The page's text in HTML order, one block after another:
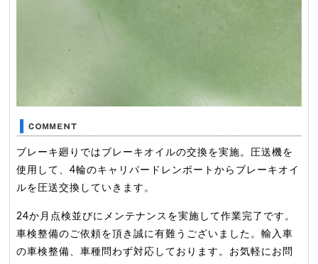
ブレーキ廻りではブレーキオイルの交換を実施。圧送機を
使用して、4輪のキャリパードレンポートからブレーキオイ
ルを圧送交換していきます。
24か月点検並びにメンテナンスを実施して作業完了です。
車検整備のご依頼を頂き誠に有難うございました。輸入車
の車検整備、車種問わず対応しております。お気軽にお問